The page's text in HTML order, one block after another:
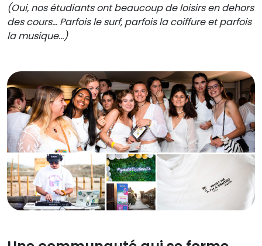
(Oui, nos étudiants ont beaucoup de loisirs en dehors
des cours… Parfois le surf, parfois la coiffure et parfois
la musique…)